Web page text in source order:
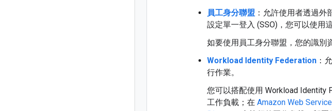
員工身分聯盟 ：允許使用者透過
設定單一登入 (SSO)，您可以使用
如要使用員工身分聯盟，您的識別
Workload Identity Federation ：
行作業。
您可以搭配使用 Workload Identity
工作負載；在 Amazon Web